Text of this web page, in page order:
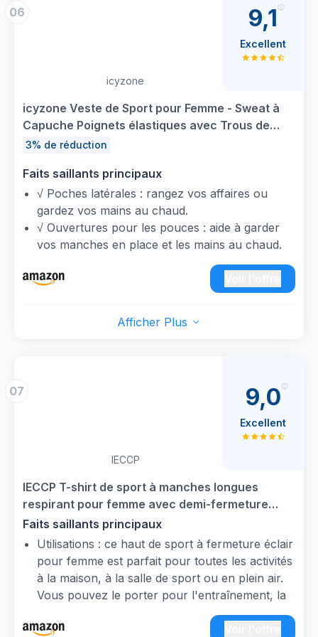
Cordon de serrage au niveau de l'ourlet
06
icyzone
icyzone Veste de Sport pour Femme - Sweat à
Capuche Poignets élastiques avec Trous de
Pouce pour l’Exercice, la Gym et Autres Sports
3% de réduction
Faits saillants principaux
√ Poches latérales : rangez vos affaires ou
gardez vos mains au chaud.
√ Ouvertures pour les pouces : aide à garder
vos manches en place et les mains au chaud.
√ Occasions : soutien-gorge idéal pour le yoga,
l'exercice, le fitness, tout type d'entraînement,
se superpose facilement et vous donne de la
9,1
Excellent
Afficher Plus
07
IECCP
IECCP T-shirt de sport à manches longues
respirant pour femme avec demi-fermeture
zippée et trous pour les pouces, pour fitness,
entraînement, yoga, course à pied, b-noir, XS
Faits saillants principaux
Utilisations : ce haut de sport à fermeture éclair
pour femme est parfait pour toutes les activités
à la maison, à la salle de sport ou en plein air.
Vous pouvez le porter pour l'entraînement, la
course à pied, le yoga, la randonnée, le
cyclisme, les sorties en ville, les vacances, etc.
9,0
Excellent